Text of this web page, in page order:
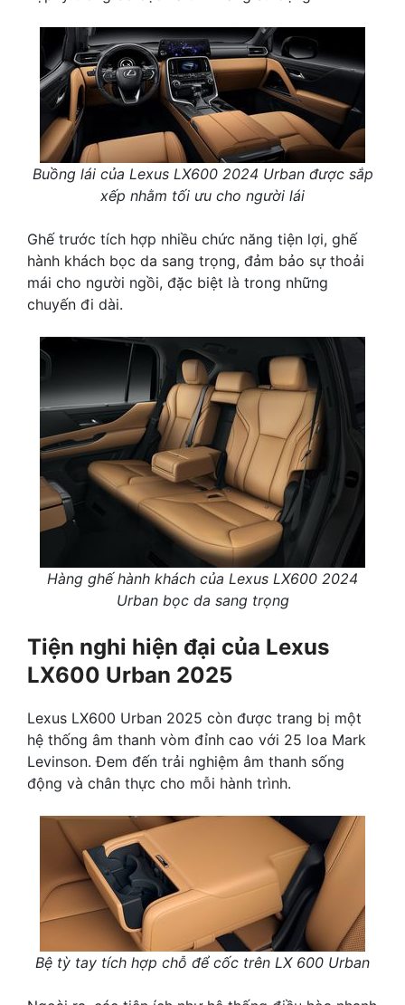
Buồng lái của Lexus LX600 2024 Urban được sắp
xếp nhằm tối ưu cho người lái
Ghế trước tích hợp nhiều chức năng tiện lợi, ghế
hành khách bọc da sang trọng, đảm bảo sự thoải
mái cho người ngồi, đặc biệt là trong những
chuyến đi dài.
Hàng ghế hành khách của Lexus LX600 2024
Urban bọc da sang trọng
Tiện nghi hiện đại của Lexus
LX600 Urban 2025
Lexus LX600 Urban 2025 còn được trang bị một
hệ thống âm thanh vòm đỉnh cao với 25 loa Mark
Levinson. Đem đến trải nghiệm âm thanh sống
động và chân thực cho mỗi hành trình.
Bệ tỳ tay tích hợp chỗ để cốc trên LX 600 Urban